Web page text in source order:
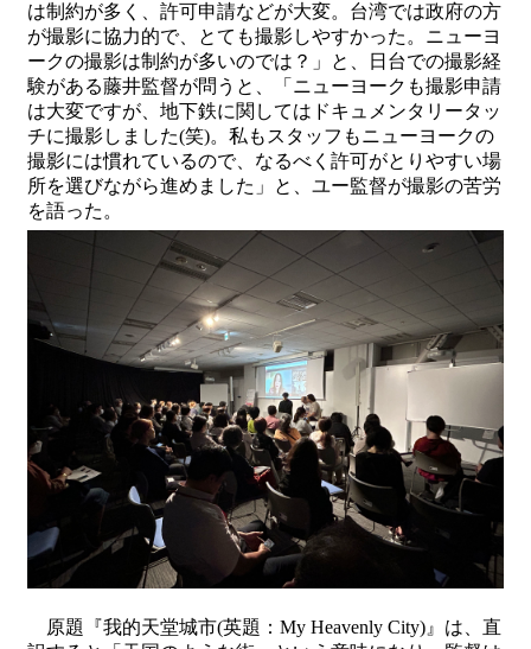
は制約が多く、許可申請などが大変。台湾では政府の方
が撮影に協力的で、とても撮影しやすかった。ニューヨ
ークの撮影は制約が多いのでは？」と、日台での撮影経
験がある藤井監督が問うと、「ニューヨークも撮影申請
は大変ですが、地下鉄に関してはドキュメンタリータッ
チに撮影しました(笑)。私もスタッフもニューヨークの
撮影には慣れているので、なるべく許可がとりやすい場
所を選びながら進めました」と、ユー監督が撮影の苦労
を語った。
原題『我的天堂城市(英題：My Heavenly City)』は、直